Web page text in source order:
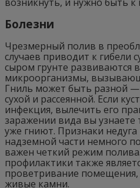
Болезни
Чрезмерный полив в
случаев приводит к гибели
сыром грунте развиваются
микроорганизмы,
Гниль может быть разной
сухой и рассеянной. Если
инфекция, вылечить его
заражении вида вы
уже гниют. Признаки
надземной части немного
важен четкий режим
профилактики также
проветривание
живые камни.